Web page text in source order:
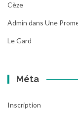
Cèze
Admin dans Une
Le Gard
Méta
Inscription